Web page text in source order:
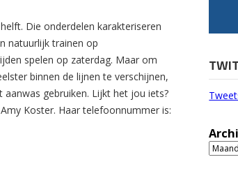
Die onderdelen karakteriseren
natuurlijk trainen op
spelen op zaterdag. Maar om
binnen de lijnen te verschijnen,
aanwas gebruiken. Lijkt het jou iets?
Koster. Haar telefoonnummer is: